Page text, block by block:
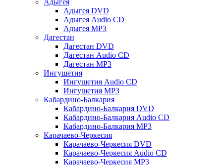
Адыгея
Адыгея DVD
Адыгея Audio CD
Адыгея MP3
Дагестан
Дагестан DVD
Дагестан Audio CD
Дагестан MP3
Ингушетия
Ингушетия Audio CD
Ингушетия MP3
Кабардино-Балкария
Кабардино-Балкария DVD
Кабардино-Балкария Audio CD
Кабардино-Балкария MP3
Карачаево-Черкесия
Карачаево-Черкесия DVD
Карачаево-Черкесия Audio CD
Карачаево-Черкесия MP3